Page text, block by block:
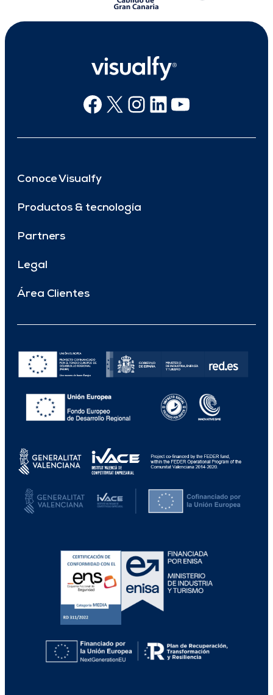
Facebook
X Instagram
Linkedin
Youtube
Conoce Visualfy
Productos & tecnología
Partners
Legal
Área Clientes